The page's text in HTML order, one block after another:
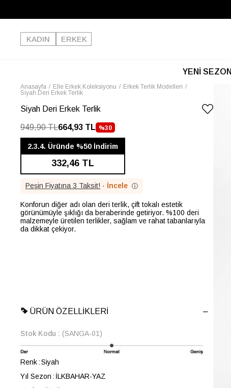
KADIN
ERKEK
YENİ SEZON
Anasayfa Elle Erkek Koleksiyonu
Erkek Terlik Modelleri
Siyah Deri Erkek Terlik
Siyah Deri Erkek Terlik
949,90 TL664,93 TL %30
İNDIRIM
2.3.4. Üründe %50 İndirim
332,46 TL
Peşin Fiyatına 3 Taksit! · İncele ⓘ
Konforun diğer adı olan deri terlik, çift tokalı estetik
görünümüyle şıklığı da beraberinde getiriyor. %100 deri
malzemeyle üretilen terlikler, sağlam ve rahat tabanlarıyla
da dikkat çekiyor.
ÜRÜN ÖZELLIKLERI
Stok Kodu (SANGA-01)
Renk Siyah
Yıl Sezon
İLKBAHAR-YAZ